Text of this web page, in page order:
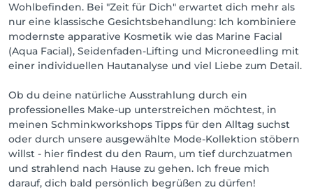
Wohlbefinden. Bei "Zeit für Dich" erwartet dich mehr als
nur eine klassische Gesichtsbehandlung: Ich kombiniere
modernste apparative Kosmetik wie das Marine Facial
(Aqua Facial), Seidenfaden-Lifting und Microneedling mit
einer individuellen Hautanalyse und viel Liebe zum Detail.
Ob du deine natürliche Ausstrahlung durch ein
professionelles Make-up unterstreichen möchtest, in
meinen Schminkworkshops Tipps für den Alltag suchst
oder durch unsere ausgewählte Mode-Kollektion stöbern
willst - hier findest du den Raum, um tief durchzuatmen
und strahlend nach Hause zu gehen. Ich freue mich
darauf, dich bald persönlich begrüßen zu dürfen!